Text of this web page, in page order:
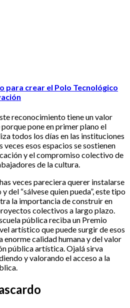
para crear el Polo Tecnológico
reconocimiento tiene un valor
pone en primer plano el
todos los días en las instituciones
esos espacios se sostienen
y el compromiso colectivo de
de la cultura.
veces pareciera querer instalarse
del “sálvese quien pueda”, este tipo
la importancia de construir en
colectivos a largo plazo.
pública reciba un Premio
artístico que puede surgir de esos
enorme calidad humana y del valor
pública artística. Ojalá sirva
y valorando el acceso a la